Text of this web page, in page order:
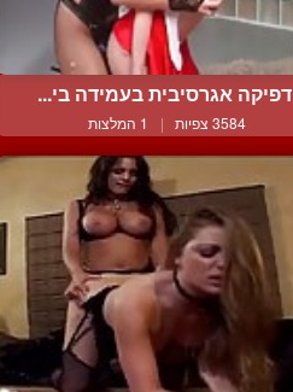
דפיקה אגרסיבית בעמידה בי...
3584 צפיות | 1 המלצות